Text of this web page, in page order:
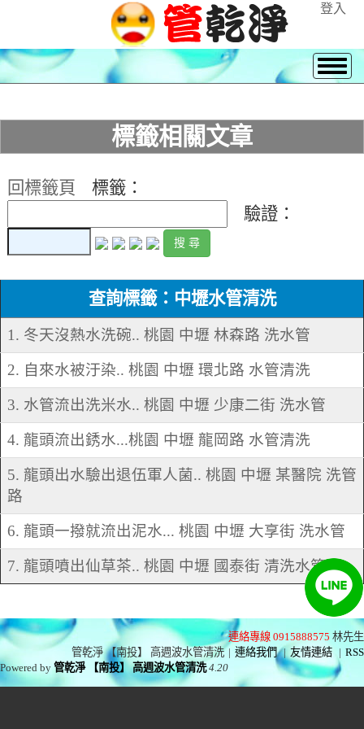
登入
標籤相關文章
回標籤頁
標籤：
驗證：
查詢標籤：中壢水管清洗
1. 冬天沒熱水洗碗.. 桃園 中壢 林森路 洗水管
2. 自來水被汙染.. 桃園 中壢 環北路 水管清洗
3. 水管流出洗米水.. 桃園 中壢 少康二街 洗水管
4. 龍頭流出銹水...桃園 中壢 龍岡路 水管清洗
5. 龍頭出水驗出退伍軍人菌.. 桃園 中壢 某醫院 洗管
路
6. 龍頭一撥就流出泥水... 桃園 中壢 大享街 洗水管
7. 龍頭噴出仙草茶.. 桃園 中壢 國泰街 清洗水管
連絡專線 0915888575 林先生
管乾淨 【南投】 高週波水管清洗 | 連絡我們 | 友情連結 | RSS
Powered by管乾淨 【南投】 高週波水管清洗 4.20